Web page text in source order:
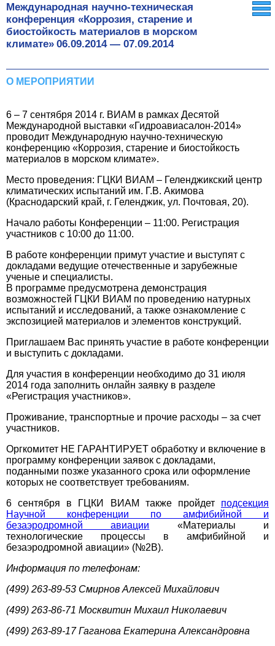
Международная научно-техническая
конференция «Коррозия, старение и
биостойкость материалов в морском
климате» 06.09.2014— 07.09.2014
О МЕРОПРИЯТИИ
6 – 7 сентября 2014 г. ВИАМ в рамках Деcятой
Международной выставки «Гидроавиасалон-2014»
проводит Международную научно-техническую
конференцию «Коррозия, старение и биостойкость
материалов в морском климате».
Место проведения: ГЦКИ ВИАМ – Геленджикский центр
климатических испытаний им. Г.В. Акимова
(Краснодарский край, г. Геленджик, ул. Почтовая, 20).
Начало работы Конференции – 11:00. Регистрация
участников с 10:00 до 11:00.
В работе конференции примут участие и выступят с
докладами ведущие отечественные и зарубежные
ученые и специалисты.
В программе предусмотрена демонстрация
возможностей ГЦКИ ВИАМ по проведению натурных
испытаний и исследований, а также ознакомление с
экспозицией материалов и элементов конструкций.
Приглашаем Вас принять участие в работе конференции
и выступить с докладами.
Для участия в конференции необходимо до 31 июля
2014 года заполнить онлайн заявку в разделе
«Регистрация участников».
Проживание, транспортные и прочие расходы – за счет
участников.
Оргкомитет НЕ ГАРАНТИРУЕТ обработку и включение в
программу конференции заявок с докладами,
поданными позже указанного срока или оформление
которых не соответствует требованиям.
6 сентября в ГЦКИ ВИАМ также пройдет подсекция
Научной конференции по амфибийной и
безаэродромной авиации «Материалы и
технологические процессы в амфибийной и
безаэродромной авиации» (№2B).
Информация по телефонам:
(499) 263-89-53 Смирнов Алексей Михайлович
(499) 263-86-71 Москвитин Михаил Николаевич
(499) 263-89-17 Гаганова Екатерина Александровна